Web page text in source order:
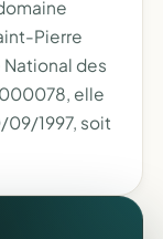
Pierre
des
elle
1997, soit